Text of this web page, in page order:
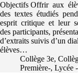
Objectifs Offrir aux
des textes étudiés
esprit critique et leur
des participants,
d’extraits suivis d’un
élèves…
Collège 3e,
Première-, Lycée